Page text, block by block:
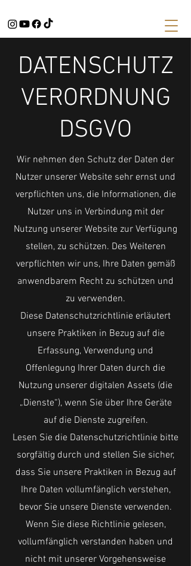
DATENSCHUTZ
VERORDNUNG
DSGVO
Wir nehmen den Schutz der Daten der
Nutzer unserer Website sehr ernst und
verpflichten uns, die Informationen, die
Nutzer uns in Verbindung mit der
Nutzung unserer Website zur Verfügung
stellen, zu schützen. Des Weiteren
verpflichten wir uns, Ihre Daten gemäß
anwendbarem Recht zu schützen und
zu verwenden.
Diese Datenschutzrichtlinie erläutert
unsere Praktiken in Bezug auf die
Erfassung, Verwendung und
Offenlegung Ihrer Daten durch die
Nutzung unserer digitalen Assets (die
„Dienste“), wenn Sie über Ihre Geräte
auf die Dienste zugreifen.
Lesen Sie die Datenschutzrichtlinie bitte
sorgfältig durch und stellen Sie sicher,
dass Sie unsere Praktiken in Bezug auf
Ihre Daten vollumfänglich verstehen,
bevor Sie unsere Dienste verwenden.
Wenn Sie diese Richtlinie gelesen,
vollumfänglich verstanden haben und
nicht mit unserer Vorgehensweise